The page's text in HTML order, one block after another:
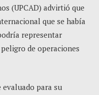
(UPCAD) advirtió que
que se había
representar
de operaciones
para su